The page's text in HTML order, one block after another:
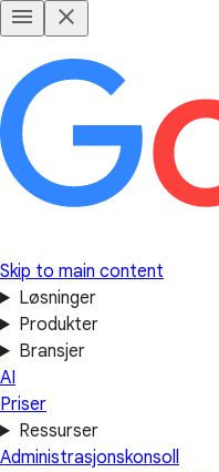
Skip to main content
Løsninger
Produkter
Bransjer
AI
Priser
Ressurser
Administrasjonskonsoll